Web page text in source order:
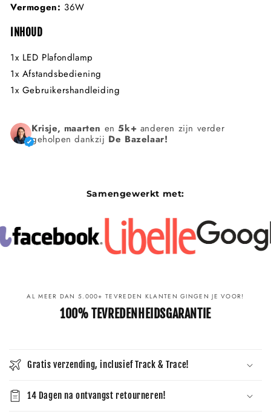
Vermogen: 36W
INHOUD
1x LED Plafondlamp
1x Afstandsbediening
1x Gebruikershandleiding
Krisje, maarten en5k+ anderen zijn verder
geholpen dankzij De Bazelaar!
Samengewerkt met:
AL MEER DAN 5.000+ TEVREDEN KLANTEN GINGEN JE VOOR!
100% TEVREDENHEIDSGARANTIE
Gratis verzending, inclusief Track & Trace!
14 Dagen na ontvangst retourneren!